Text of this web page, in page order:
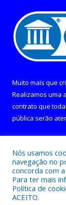
Muito mais que
Realizamos uma
contrato que
pública serão
Todos os
Nós usamos
navegação no
concorda com
Para ter mais
Política de
ACEITO.